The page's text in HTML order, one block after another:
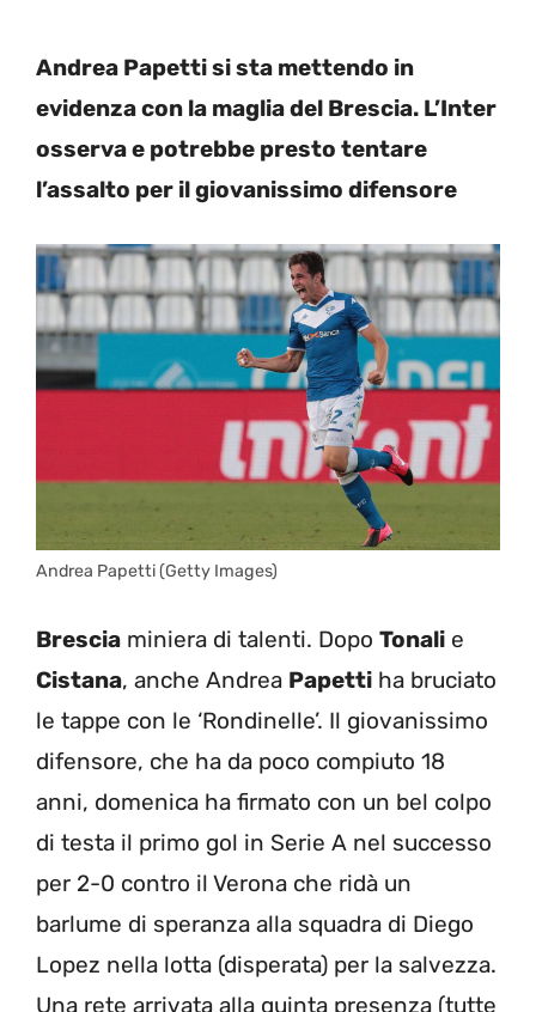
Andrea Papetti si sta mettendo in
evidenza con la maglia del Brescia. L’Inter
osserva e potrebbe presto tentare
l’assalto per il giovanissimo difensore
Andrea Papetti (Getty Images)
Brescia miniera di talenti. Dopo Tonali e
Cistana, anche Andrea Papetti ha bruciato
le tappe con le ‘Rondinelle’. Il giovanissimo
difensore, che ha da poco compiuto 18
anni, domenica ha firmato con un bel colpo
di testa il primo gol in Serie A nel successo
per 2-0 contro il Verona che ridà un
barlume di speranza alla squadra di Diego
Lopez nella lotta (disperata) per la salvezza.
Una rete arrivata alla quinta presenza (tutte